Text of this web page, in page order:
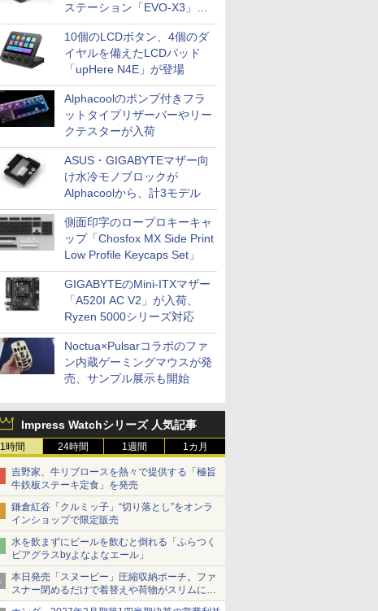
ステーション「EVO-X3」が
GMKtecから
10個のLCDボタン、4個のダ
イヤルを備えたLCDパッド
「upHere N4E」が登場
Alphacoolのポンプ付きフラ
ットタイプリザーバーやリー
クテスターが入荷
ASUS・GIGABYTEマザー向
け水冷モノブロックが
Alphacoolから、計3モデル
側面印字のロープロキーキャ
ップ「Chosfox MX Side Print
Low Profile Keycaps Set」
GIGABYTEのMini-ITXマザー
「A520I AC V2」が入荷、
Ryzen 5000シリーズ対応
Noctua×Pulsarコラボのファ
ン内蔵ゲーミングマウスが発
売、サンプル展示も開始
Impress Watchシリーズ 人気記事
1時間 24時間 1週間 1カ月
吉野家、牛リブロースを熱々で提供する「極旨
牛鉄板ステーキ定食」を発売
鎌倉紅谷「クルミッ子」“切り落とし”をオンラ
インショップで限定販売
水を飲まずにビールを飲むと倒れる「ふらつく
ビアグラスbyよなよなエール」
本日発売「スヌーピー」圧縮収納ポーチ。ファ
スナー閉めるだけで着替えや荷物がスリムにま
とまる